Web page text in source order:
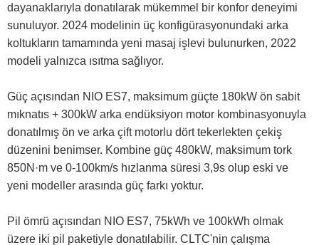
dayanaklarıyla donatılarak mükemmel bir konfor deneyimi
sunuluyor. 2024 modelinin üç konfigürasyonundaki arka
koltukların tamamında yeni masaj işlevi bulunurken, 2022
modeli yalnızca ısıtma sağlıyor.
Güç açısından NIO ES7, maksimum güçte 180kW ön sabit
mıknatıs + 300kW arka endüksiyon motor kombinasyonuyla
donatılmış ön ve arka çift motorlu dört tekerlekten çekiş
düzenini benimser. Kombine güç 480kW, maksimum tork
850N·m ve 0-100km/s hızlanma süresi 3,9s olup eski ve
yeni modeller arasında güç farkı yoktur.
Pil ömrü açısından NIO ES7, 75kWh ve 100kWh olmak
üzere iki pil paketiyle donatılabilir. CLTC'nin çalışma